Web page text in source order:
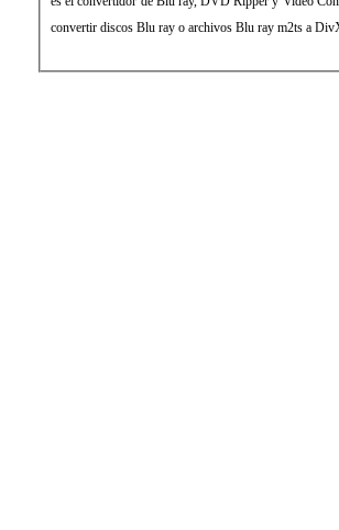
convertir discos Blu ray o archivos Blu ray m2ts a